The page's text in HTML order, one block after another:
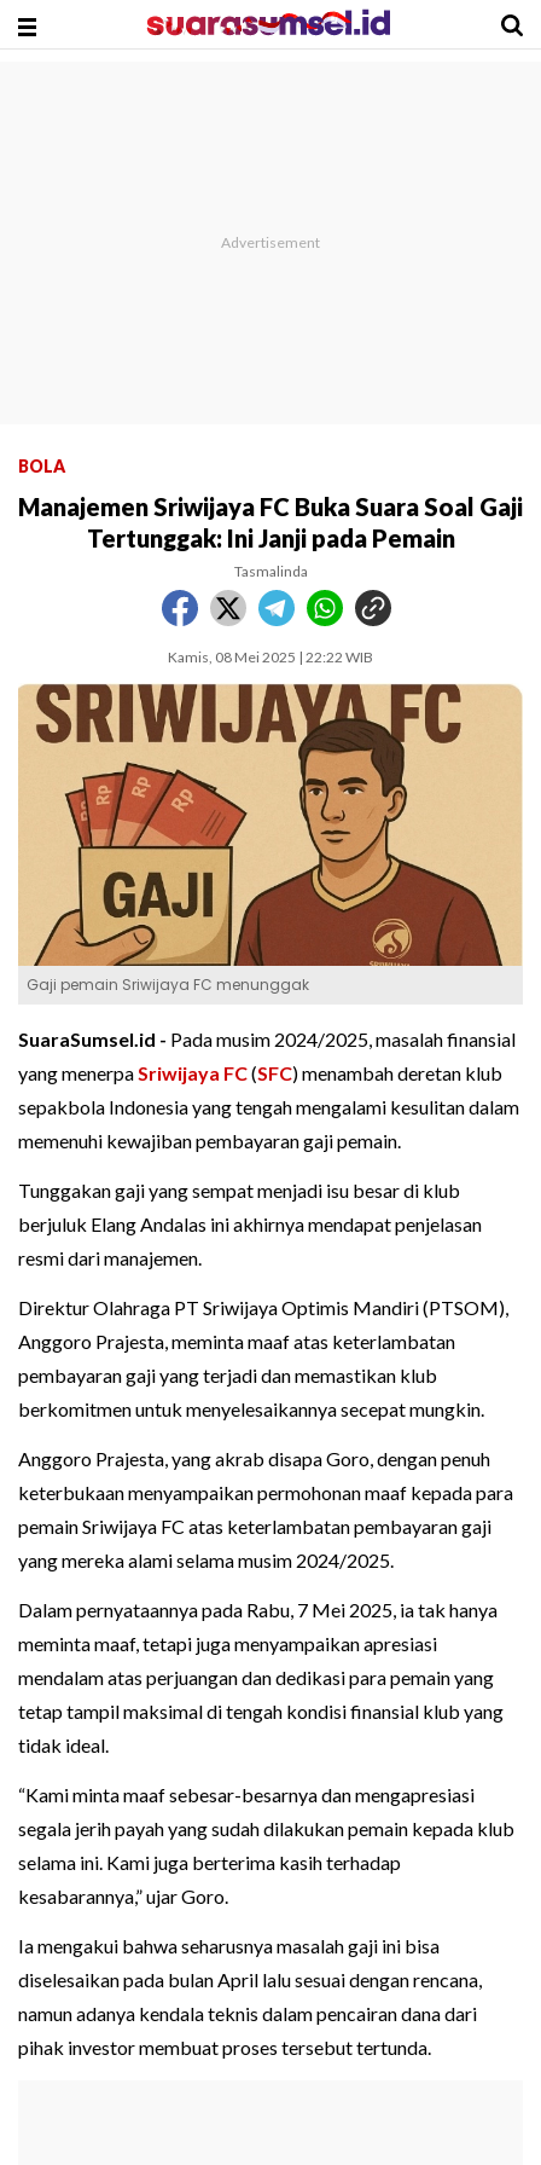
BOLA
Manajemen Sriwijaya FC Buka Suara Soal Gaji
Tertunggak: Ini Janji pada Pemain
Tasmalinda
Kamis, 08 Mei 2025 | 22:22 WIB
Gaji pemain Sriwijaya FC menunggak
SuaraSumsel.id - Pada musim 2024/2025, masalah finansial
yang menerpaSriwijaya FC(SFC) menambah deretan klub
sepakbola Indonesia yang tengah mengalami kesulitan dalam
memenuhi kewajiban pembayaran gaji pemain.
Tunggakan gaji yang sempat menjadi isu besar di klub
berjuluk Elang Andalas ini akhirnya mendapat penjelasan
resmi dari manajemen.
Direktur Olahraga PT Sriwijaya Optimis Mandiri (PTSOM),
Anggoro Prajesta, meminta maaf atas keterlambatan
pembayaran gaji yang terjadi dan memastikan klub
berkomitmen untuk menyelesaikannya secepat mungkin.
Anggoro Prajesta, yang akrab disapa Goro, dengan penuh
keterbukaan menyampaikan permohonan maaf kepada para
pemain Sriwijaya FC atas keterlambatan pembayaran gaji
yang mereka alami selama musim 2024/2025.
Dalam pernyataannya pada Rabu, 7 Mei 2025, ia tak hanya
meminta maaf, tetapi juga menyampaikan apresiasi
mendalam atas perjuangan dan dedikasi para pemain yang
tetap tampil maksimal di tengah kondisi finansial klub yang
tidak ideal.
“Kami minta maaf sebesar-besarnya dan mengapresiasi
segala jerih payah yang sudah dilakukan pemain kepada klub
selama ini. Kami juga berterima kasih terhadap
kesabarannya,” ujar Goro.
Ia mengakui bahwa seharusnya masalah gaji ini bisa
diselesaikan pada bulan April lalu sesuai dengan rencana,
namun adanya kendala teknis dalam pencairan dana dari
pihak investor membuat proses tersebut tertunda.